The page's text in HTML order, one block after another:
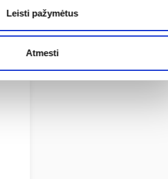
Leisti pažymėtus
Atmesti